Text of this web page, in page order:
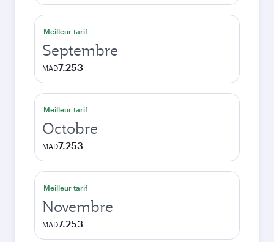
Meilleur tarif
Septembre
MAD7.253
Meilleur tarif
Octobre
MAD7.253
Meilleur tarif
Novembre
MAD7.253